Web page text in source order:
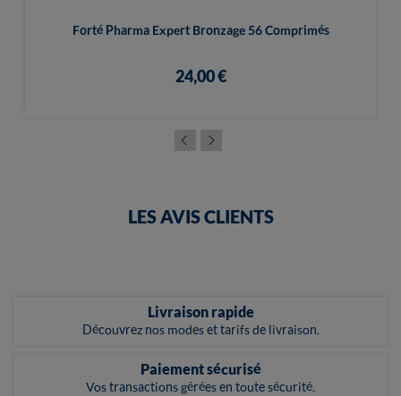
Forté Pharma Expert Bronzage 56 Comprimés
24,00 €
LES AVIS CLIENTS
Livraison rapide
Découvrez nos modes et tarifs de livraison.
Paiement sécurisé
Vos transactions gérées en toute sécurité.